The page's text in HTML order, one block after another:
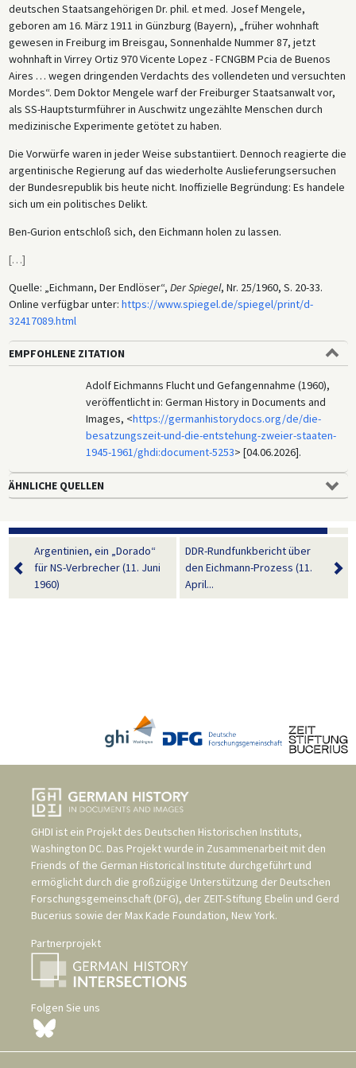
deutschen Staatsangehörigen Dr. phil. et med. Josef Mengele,
geboren am 16. März 1911 in Günzburg (Bayern), „früher wohnhaft
gewesen in Freiburg im Breisgau, Sonnenhalde Nummer 87, jetzt
wohnhaft in Virrey Ortiz 970 Vicente Lopez - FCNGBM Pcia de Buenos
Aires … wegen dringenden Verdachts des vollendeten und versuchten
Mordes“. Dem Doktor Mengele warf der Freiburger Staatsanwalt vor,
als SS-Hauptsturmführer in Auschwitz ungezählte Menschen durch
medizinische Experimente getötet zu haben.
Die Vorwürfe waren in jeder Weise substantiiert. Dennoch reagierte die
argentinische Regierung auf das wiederholte Auslieferungsersuchen
der Bundesrepublik bis heute nicht. Inoffizielle Begründung: Es handele
sich um ein politisches Delikt.
Ben-Gurion entschloß sich, den Eichmann holen zu lassen.
[…]
Quelle: „Eichmann, Der Endlöser“, Der Spiegel, Nr. 25/1960, S. 20-33.
Online verfügbar unter: https://www.spiegel.de/spiegel/print/d-
32417089.html
EMPFOHLENE ZITATION
Adolf Eichmanns Flucht und Gefangennahme (1960),
veröffentlicht in: German History in Documents and
Images, <https://germanhistorydocs.org/de/die-
besatzungszeit-und-die-entstehung-zweier-staaten-
1945-1961/ghdi:document-5253> [04.06.2026].
ÄHNLICHE QUELLEN
Argentinien, ein „Dorado“
für NS-Verbrecher (11. Juni
1960)
DDR-Rundfunkbericht über
den Eichmann-Prozess (11.
April...
GHDI ist ein Projekt des Deutschen Historischen Instituts,
Washington DC. Das Projekt wurde in Zusammenarbeit mit den
Friends of the German Historical Institute durchgeführt und
ermöglicht durch die großzügige Unterstützung der Deutschen
Forschungsgemeinschaft (DFG), der ZEIT-Stiftung Ebelin und Gerd
Bucerius sowie der Max Kade Foundation, New York.
Partnerprojekt
Folgen Sie uns